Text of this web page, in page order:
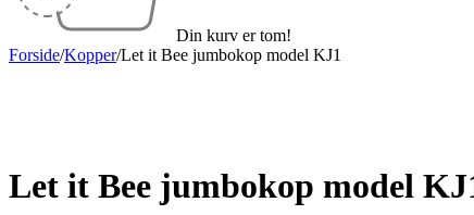
Din kurv er tom!
Forside/Kopper/Let it Bee jumbokop model KJ1
Let it Bee jumbokop model